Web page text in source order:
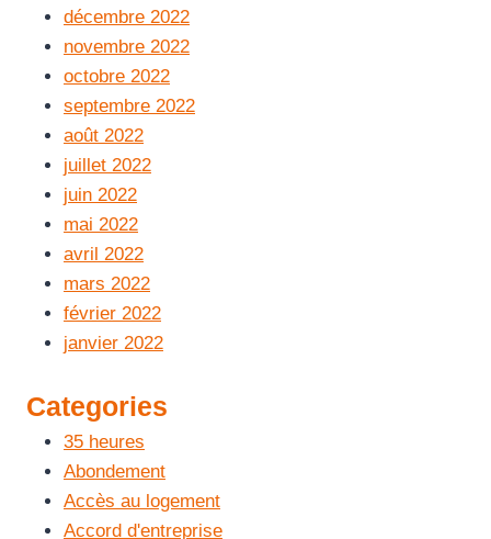
décembre 2022
novembre 2022
octobre 2022
septembre 2022
août 2022
juillet 2022
juin 2022
mai 2022
avril 2022
mars 2022
février 2022
janvier 2022
Categories
35 heures
Abondement
Accès au logement
Accord d'entreprise